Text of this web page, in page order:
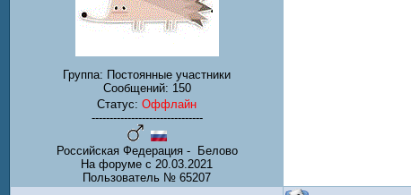
Группа: Постоянные участники
Сообщений: 150
Статус: Оффлайн
-------------------------------
Российская Федерация - Белово
На форуме с 20.03.2021
Пользователь № 65207